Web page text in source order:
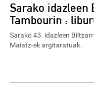
Sarako idazleen
Tambourin :
Sarako 43. idazleen
Maiatz-ek argitaratuak.